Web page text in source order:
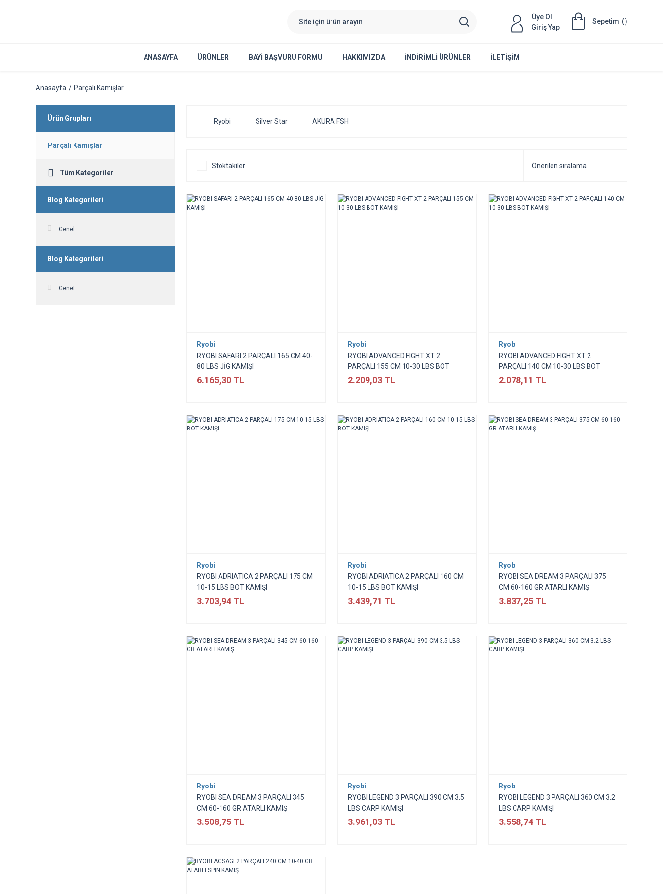
Giriş Yap
Üye Ol
Sepetim ()
ANASAYFA ÜRÜNLER BAYI BAŞVURU FORMU HAKKIMIZDA İNDİRİMLİ ÜRÜNLER İLETIŞIM
Anasayfa Parçalı Kamışlar
Ürün Grupları
Parçalı Kamışlar
Tüm Kategoriler
Blog Kategorileri
Genel
Blog Kategorileri
Genel
Ryobi Silver Star AKURA FSH
Stoktakiler
Ryobi
RYOBI SAFARI 2 PARÇALI 165 CM 40-
80 LBS JİG KAMIŞI
6.165,30 TL
Ryobi
RYOBI ADVANCED FIGHT XT 2
PARÇALI 155 CM 10-30 LBS BOT
KAMIŞI
2.209,03 TL
Ryobi
RYOBI ADVANCED FIGHT XT 2
PARÇALI 140 CM 10-30 LBS BOT
KAMIŞI
2.078,11 TL
Ryobi
RYOBI ADRIATICA 2 PARÇALI 175 CM
10-15 LBS BOT KAMIŞI
3.703,94 TL
Ryobi
RYOBI ADRIATICA 2 PARÇALI 160 CM
10-15 LBS BOT KAMIŞI
3.439,71 TL
Ryobi
RYOBI SEA DREAM 3 PARÇALI 375
CM 60-160 GR ATARLI KAMIŞ
3.837,25 TL
Ryobi
RYOBI SEA DREAM 3 PARÇALI 345
CM 60-160 GR ATARLI KAMIŞ
3.508,75 TL
Ryobi
RYOBI LEGEND 3 PARÇALI 390 CM 3.5
LBS CARP KAMIŞI
3.961,03 TL
Ryobi
RYOBI LEGEND 3 PARÇALI 360 CM 3.2
LBS CARP KAMIŞI
3.558,74 TL